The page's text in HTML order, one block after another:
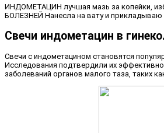
ИНДОМЕТАЦИН лучшая мазь за копейки,
БОЛЕЗНЕЙ Нанесла на вату и
Свечи индометацин в
Свечи с индометацином становятся
Исследования подтвердили их
заболеваний органов малого таза, таких